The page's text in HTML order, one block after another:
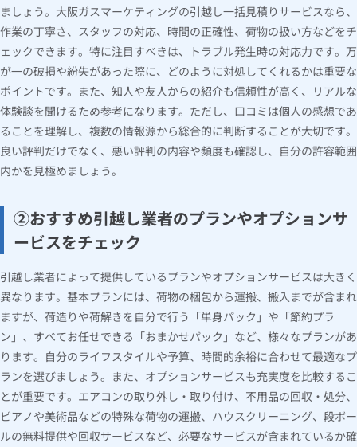
ましょう。大阪ガスマーケティングの引越し一括見積りサービスなら、
作業の丁寧さ、スタッフの対応、時間の正確性、荷物の扱い方などをチ
ェックできます。特に注目すべきは、トラブル発生時の対応力です。万
が一の破損や紛失があった際に、どのように対処してくれるかは重要な
ポイントです。また、知人や友人からの紹介も信頼性が高く、リアルな
体験談を聞けるため参考になります。ただし、口コミは個人の感想であ
ることを理解し、複数の情報源から総合的に判断することが大切です。
良い評判だけでなく、悪い評判の内容や頻度も確認し、自分の許容範囲
内かを見極めましょう。
②おすすめ引越し業者のプランやオプションサ
ービスをチェック
引越し業者によって提供しているプランやオプションサービスは大きく
異なります。基本プランには、荷物の梱包から運搬、搬入までが含まれ
ますが、荷造りや荷解きを自分で行う「単身パック」や「節約プラ
ン」、すべてお任せできる「おまかせパック」など、様々なプランがあ
ります。自分のライフスタイルや予算、時間的余裕に合わせて最適なプ
ランを選びましょう。また、オプションサービスも充実度を比較するこ
とが重要です。エアコンの取り外し・取り付け、不用品の回収・処分、
ピアノや美術品などの特殊な荷物の運搬、ハウスクリーニング、段ボー
ルの無料提供や回収サービスなど、必要なサービスが含まれているか確